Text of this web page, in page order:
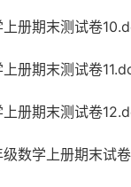
册期末测试卷
册期末测试卷
册期末测试卷
数学上册期末试